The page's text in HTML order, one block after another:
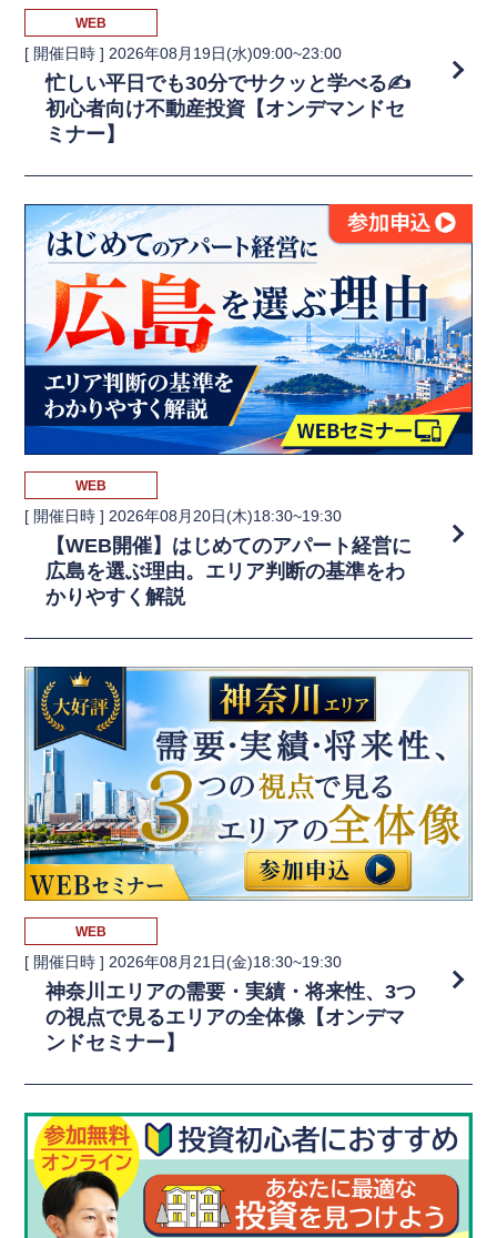
WEB
[ 開催日時 ] 2026年08月19日(水)09:00~23:00
忙しい平日でも30分でサクッと学べる✍️
初心者向け不動産投資【オンデマンドセ
ミナー】
WEB
[ 開催日時 ] 2026年08月20日(木)18:30~19:30
【WEB開催】はじめてのアパート経営に
広島を選ぶ理由。エリア判断の基準をわ
かりやすく解説
WEB
[ 開催日時 ] 2026年08月21日(金)18:30~19:30
神奈川エリアの需要・実績・将来性、3つ
の視点で見るエリアの全体像【オンデマ
ンドセミナー】